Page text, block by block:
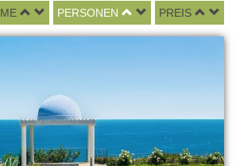
PERSONEN PREIS